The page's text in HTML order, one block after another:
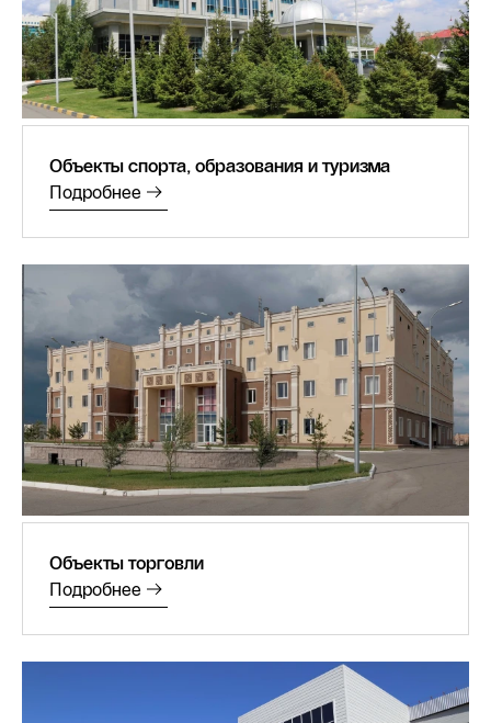
Объекты спорта, образования и туризма
Подробнее
Объекты торговли
Подробнее